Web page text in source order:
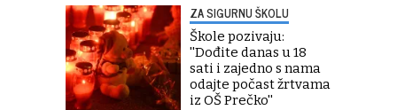
ZA SIGURNU ŠKOLU
Škole pozivaju:
''Dođite danas u 18
sati i zajedno s nama
odajte počast žrtvama
iz OŠ Prečko''